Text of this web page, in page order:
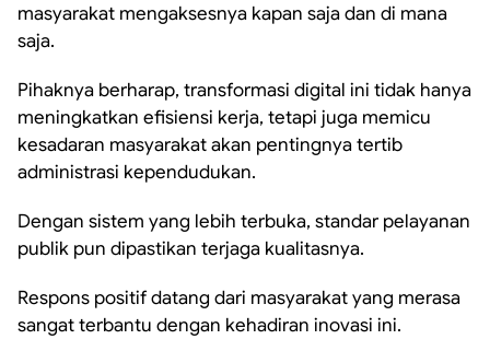
masyarakat mengaksesnya kapan saja dan di mana
saja.
Pihaknya berharap, transformasi digital ini tidak hanya
meningkatkan efisiensi kerja, tetapi juga memicu
kesadaran masyarakat akan pentingnya tertib
administrasi kependudukan.
Dengan sistem yang lebih terbuka, standar pelayanan
publik pun dipastikan terjaga kualitasnya.
Respons positif datang dari masyarakat yang merasa
sangat terbantu dengan kehadiran inovasi ini.